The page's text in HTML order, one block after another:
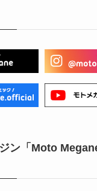
ン「Moto